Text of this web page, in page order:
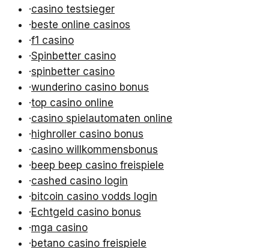
·casino testsieger
·beste online casinos
·f1 casino
·Spinbetter casino
·spinbetter casino
·wunderino casino bonus
·top casino online
·casino spielautomaten online
·highroller casino bonus
·casino willkommensbonus
·beep beep casino freispiele
·cashed casino login
·bitcoin casino vodds login
·Echtgeld casino bonus
·mga casino
·betano casino freispiele